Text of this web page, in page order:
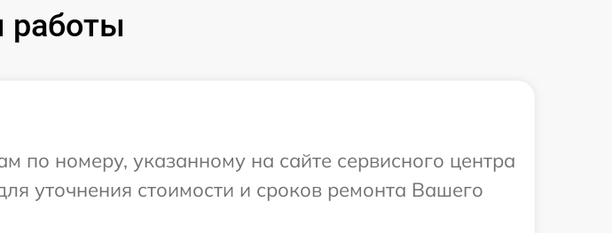
работы
по номеру, указанному на сайте сервисного центра
уточнения стоимости и сроков ремонта Вашего